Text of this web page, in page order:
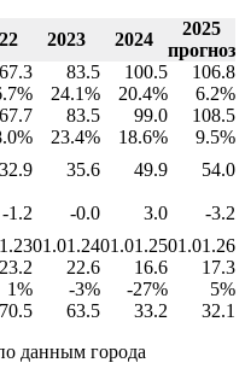
2023 2024
2025
прогноз
67.3 83.5 100.5
106.8
24.1% 20.4%
6.2%
67.7 83.5 99.0
108.5
23.4% 18.6%
9.5%
32.9 35.6 49.9
54.0
-1.2 -0.0 3.0
-3.2
01.01.2401.01.2501.01.26
23.2 22.6 16.6
17.3
1% -3% -27%
5%
70.5 63.5 33.2
32.1
данным города